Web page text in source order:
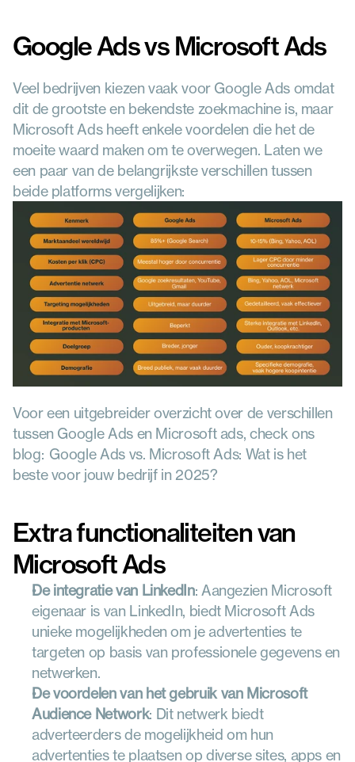
Google Ads vs Microsoft Ads
Veel bedrijven kiezen vaak voor Google Ads omdat
dit de grootste en bekendste zoekmachine is, maar
Microsoft Ads heeft enkele voordelen die het de
moeite waard maken om te overwegen. Laten we
een paar van de belangrijkste verschillen tussen
beide platforms vergelijken:
Voor een uitgebreider overzicht over de verschillen
tussen Google Ads en Microsoft ads, check ons
blog:  Google Ads vs. Microsoft Ads: Wat is het
beste voor jouw bedrijf in 2025?
Extra functionaliteiten van
Microsoft Ads
De integratie van LinkedIn: Aangezien Microsoft
eigenaar is van LinkedIn, biedt Microsoft Ads
unieke mogelijkheden om je advertenties te
targeten op basis van professionele gegevens en
netwerken.
De voordelen van het gebruik van Microsoft
Audience Network: Dit netwerk biedt
adverteerders de mogelijkheid om hun
advertenties te plaatsen op diverse sites, apps en